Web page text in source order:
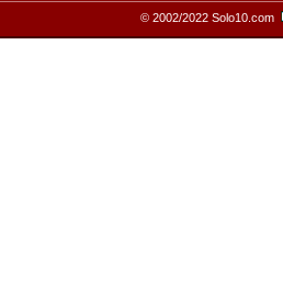
© 2002/2022 Solo10.com